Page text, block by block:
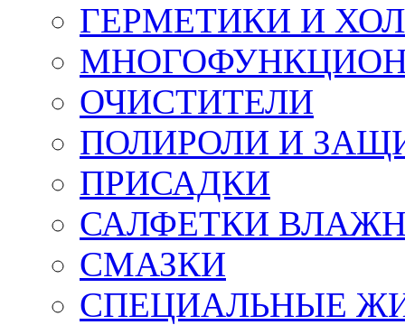
ГЕРМЕТИКИ И
ОЧИСТИТЕЛИ
ПОЛИРОЛИ И
ПРИСАДКИ
САЛФЕТКИ
СМАЗКИ
СПЕЦИАЛЬНЫЕ